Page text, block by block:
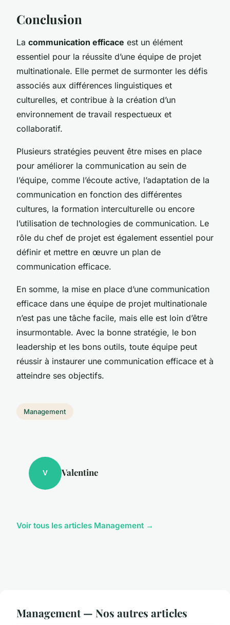
Conclusion
La communication efficace est un élément
essentiel pour la réussite d’une équipe de projet
multinationale. Elle permet de surmonter les défis
associés aux différences linguistiques et
culturelles, et contribue à la création d’un
environnement de travail respectueux et
collaboratif.
Plusieurs stratégies peuvent être mises en place
pour améliorer la communication au sein de
l’équipe, comme l’écoute active, l’adaptation de la
communication en fonction des différentes
cultures, la formation interculturelle ou encore
l’utilisation de technologies de communication. Le
rôle du chef de projet est également essentiel pour
définir et mettre en œuvre un plan de
communication efficace.
En somme, la mise en place d’une communication
efficace dans une équipe de projet multinationale
n’est pas une tâche facile, mais elle est loin d’être
insurmontable. Avec la bonne stratégie, le bon
leadership et les bons outils, toute équipe peut
réussir à instaurer une communication efficace et à
atteindre ses objectifs.
Management
V Valentine
Voir tous les articles Management →
Management — Nos autres articles